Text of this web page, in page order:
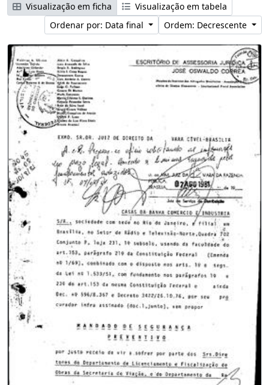
Visualização em ficha
Visualização em tabela
Ordenar por: Data final
Ordem: Decrescente